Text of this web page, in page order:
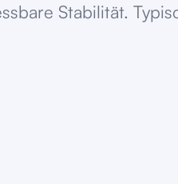
Stabilität.